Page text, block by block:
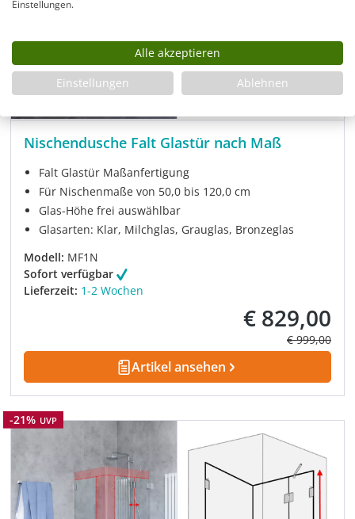
Nischendusche Falt Glastür nach Maß
Falt Glastür Maßanfertigung
Für Nischenmaße von 50,0 bis 120,0 cm
Glas-Höhe frei auswählbar
Glasarten: Klar, Milchglas, Grauglas, Bronzeglas
Modell: MF1N
Sofort verfügbar
Lieferzeit: 1-2 Wochen
Verkaufspreis:
€ 829,00
Regulärer
€ 999,00
Artikel ansehen
Rabatt
-21% UVP
Einstellungen.
Alle akzeptieren
Einstellungen
Ablehnen